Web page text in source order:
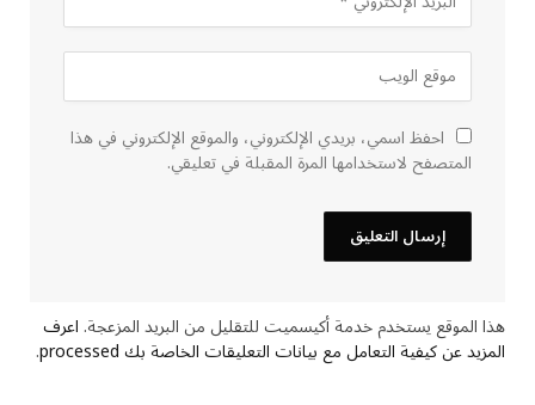
احفظ اسمي، بريدي الإلكتروني، والموقع الإلكتروني في هذا
المتصفح لاستخدامها المرة المقبلة في تعليقي.
هذا الموقع يستخدم خدمة أكيسميت للتقليل من البريد المزعجة.اعرف
المزيد عن كيفية التعامل مع بيانات التعليقات الخاصة بك processed .